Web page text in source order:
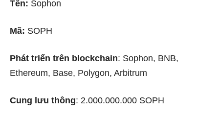
Tên: Sophon
Mã: SOPH
Phát triển trên blockchain: Sophon, BNB,
Ethereum, Base, Polygon, Arbitrum
Cung lưu thông: 2.000.000.000 SOPH